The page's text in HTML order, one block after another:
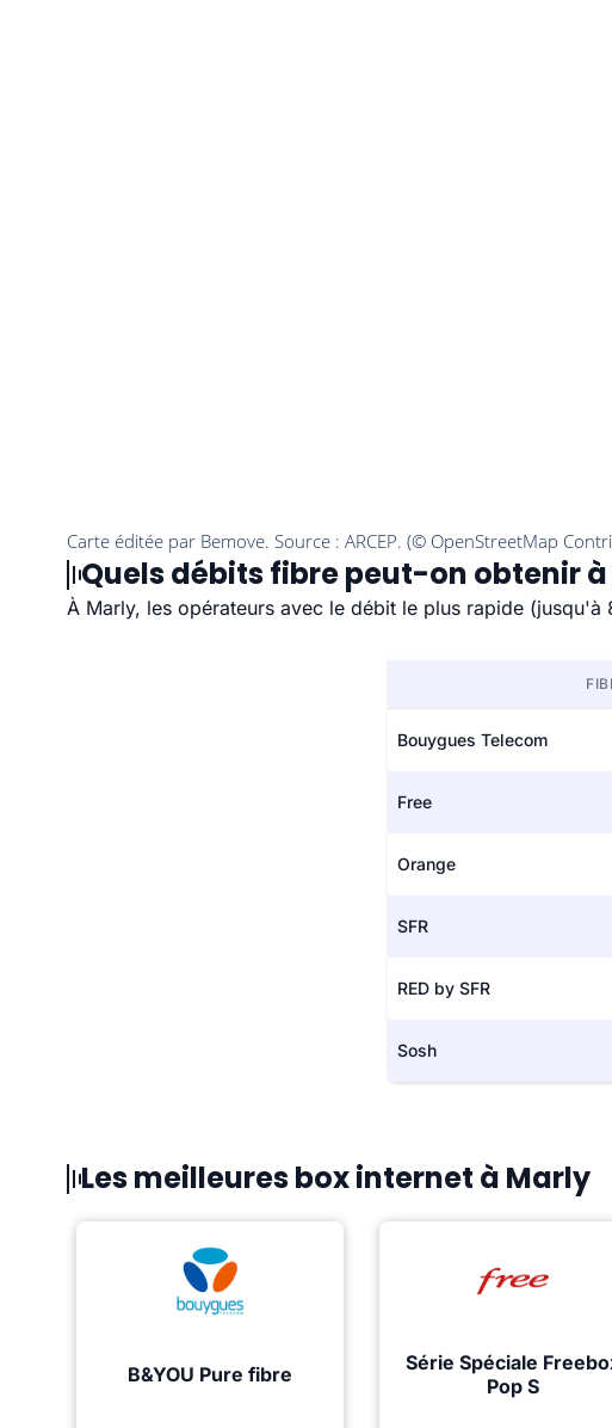
Quels débits fibre peut-on obtenir à
À Marly, les opérateurs avec le débit le plus rapide (jusqu'à
Bouygues Telecom
Free
Orange
SFR
RED by SFR
Sosh
Les meilleures box internet à Marly
B&YOU Pure fibre
Série Spéciale
Pop S